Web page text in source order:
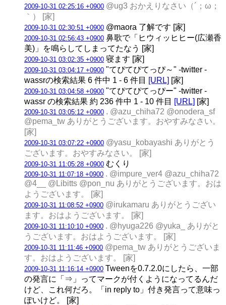
2009-10-31 02:25:16 +0900 @ug3 おかえりなさい（´；ω；
｀） [家]
2009-10-31 02:30:51 +0900 @maora 了解です [家]
2009-10-31 02:56:43 +0900 鼻歌で「ヒウィッヒヒー(広瀬香
美)」を鳴らしてしまってたなう [家]
2009-10-31 03:02:35 +0900 寝ます [家]
2009-10-31 03:04:17 +0900 "てぴてぴてっぴ～" -twitter -
wassrの検索結果 6 件中 1 - 6 件目 [URL] [家]
2009-10-31 03:04:58 +0900 "てぴてぴてっぴー" -twitter -
wassr の検索結果 約 236 件中 1 - 10 件目 [URL] [家]
2009-10-31 03:05:12 +0900 . @azu_chiha72 @onodera_sf
@pema_tw ありがとうございます。おやすみなさい。
[家]
2009-10-31 03:07:22 +0900 @yasu_kobayashi ありがとう
ございます。おやすみなさい。 [家]
2009-10-31 11:05:28 +0900 むくり
2009-10-31 11:07:18 +0900 . @impure_ver4 @azu_chiha72
@4__ @Libitts @pon_nu ありがとうございます。おは
ようございます。 [家]
2009-10-31 11:08:52 +0900 @irukamaru ありがとうござい
ます。おはようございます。 [家]
2009-10-31 11:10:10 +0900 . @hyuga226 @yuka_ ありがと
うございます。おはようございます。 [家]
2009-10-31 11:11:46 +0900 @pema_tw ありがとうございま
す。おはようございます。 [家]
2009-10-31 11:16:14 +0900 Tweenを0.7.2.0にしたら、一部
の発言に「⇒」ってマークが付くようになってるんだ
けど、これ何だろ。「in reply to」付き発言って意味っ
ぽいけど。 [家]